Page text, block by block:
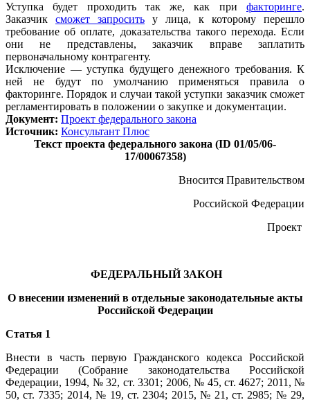
Уступка будет проходить так же, как при факторинге.
Заказчик сможет запросить у лица, к которому перешло
требование об оплате, доказательства такого перехода. Если
они не представлены, заказчик вправе заплатить
первоначальному контрагенту.
Исключение — уступка будущего денежного требования. К
ней не будут по умолчанию применяться правила о
факторинге. Порядок и случаи такой уступки заказчик сможет
регламентировать в положении о закупке и документации.
Документ: Проект федерального закона
Источник: Консультант Плюс
Текст проекта федерального закона (ID 01/05/06-
17/00067358)
Вносится Правительством
Российской Федерации
Проект
ФЕДЕРАЛЬНЫЙ ЗАКОН
О внесении изменений в отдельные законодательные акты
Российской Федерации
Статья 1
Внести в часть первую Гражданского кодекса Российской
Федерации (Собрание законодательства Российской
Федерации, 1994, № 32, ст. 3301; 2006, № 45, ст. 4627; 2011, №
50, ст. 7335; 2014, № 19, ст. 2304; 2015, № 21, ст. 2985; № 29,